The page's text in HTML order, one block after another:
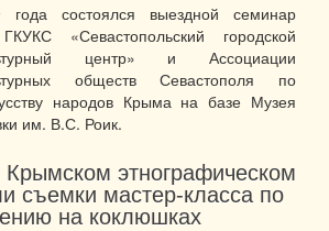
состоялся выездной семинар
«Севастопольский городской
центр» и Ассоциации
обществ Севастополя по
народов Крыма на базе Музея
им. В.С. Роик.
Крымском этнографическом
съемки мастер-класса по
на коклюшках